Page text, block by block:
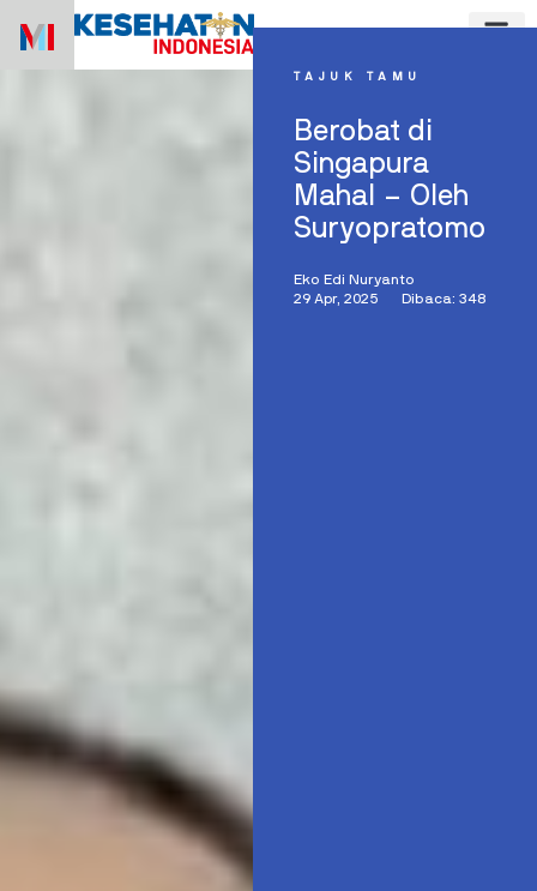
TAJUK TAMU
Berobat di
Singapura
Mahal – Oleh
Suryopratomo
Eko Edi Nuryanto
29 Apr, 2025
Dibaca: 348